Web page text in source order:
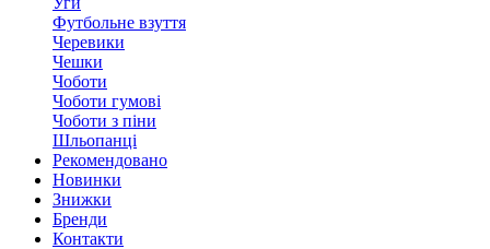
Футбольне взуття
Черевики
Чешки
Чоботи
Чоботи гумові
Чоботи з піни
Шльопанці
Рекомендовано
Новинки
Знижки
Бренди
Контакти